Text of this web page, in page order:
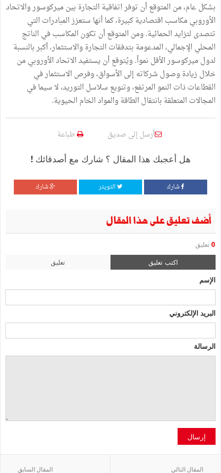
بشكل عام، من المتوقع أن توفر اتفاقية التجارة بين ميركوسور والاتحاد
الأوروبي مكاسب اقتصادية كبيرة، كما أنها ستعزز المبادرات التي
تتصدى لتزايد الحمائية. ومن المتوقع أن تكون المكاسب في الناتج
المحلي الإجمالي، المدعومة بتدفقات التجارة والاستثمار، أكبر بالنسبة
لدول ميركوسور الأقل نمواً. ويُتوقع أن يستفيد الاتحاد الأوروبي من
خلال زيادة وصول شركاته إلى الأسواق، وفرص الاستثمار في
القطاعات ذات النمو المرتفع، وتنويع سلاسل التوريد، لا سيما في
المجالات المتعلقة بانتقال الطاقة والمواد الخام الحيوية.
أرسل إلى صديق طباعة
هل أعجبك هذا المقال ؟ شارك مع أصدقائك !
شارك التويتر شارك
أضف تعليق على هذا المقال
0 تعليق
اكتب تعليق تعليق
الإسم
البريد الإلكتروني
الرسالة
إرسال
المقال السابق المقال التالي